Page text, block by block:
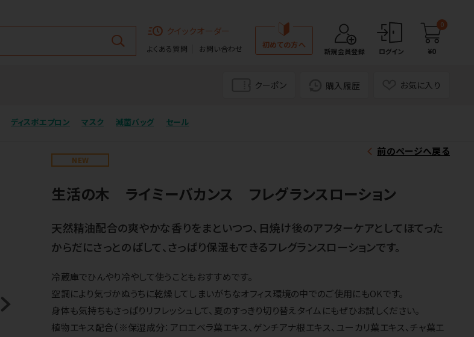
クイックオーダー
よくある質問 お問い合わせ 初めての方へ
新規会員登録 ログイン
0
¥0
クーポン 購入履歴 お気に入り
ディスポエプロン マスク 滅菌バッグ セール
前のページへ戻る
NEW
生活の木 ライミーバカンス フレグランスローション
天然精油配合の爽やかな香りをまといつつ、日焼け後のアフターケアとしてほてった
からだにさっとのばして、さっぱり保湿もできるフレグランスローションです。
冷蔵庫でひんやり冷やして使うこともおすすめです。
空調により気づかぬうちに乾燥してしまいがちなオフィス環境の中でのご使用にもOKです。
身体も気持ちもさっぱりリフレッシュして、夏のすっきり切り替えタイムにもぜひお試しください。
植物エキス配合（※保湿成分：アロエベラ葉エキス、ゲンチアナ根エキス、ユーカリ葉エキス、チャ葉エ